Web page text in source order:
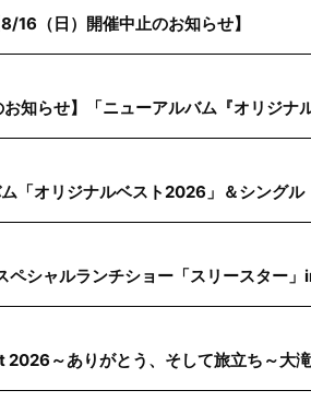
16（日）開催中止のお知らせ】
お知らせ】「ニューアルバム『オリジ
「オリジナルベスト2026」＆シングル
シャルランチショー「スリースター
2026～ありがとう、そして旅立ち～大